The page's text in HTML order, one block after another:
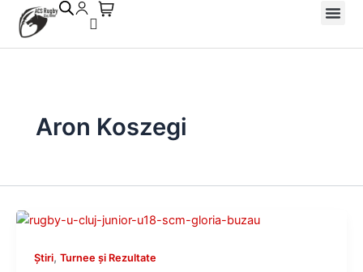
content
Aron Koszegi
Știri, Turnee și Rezultate